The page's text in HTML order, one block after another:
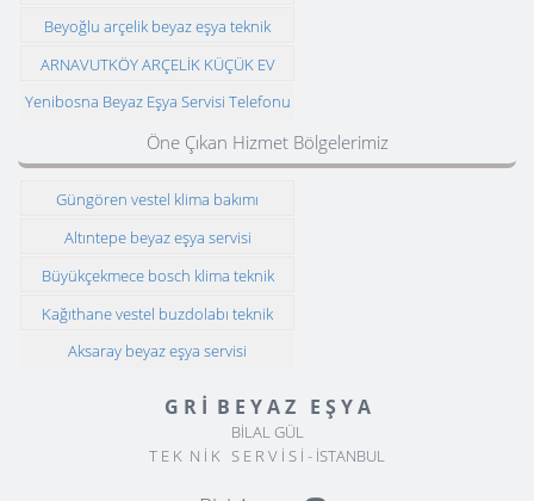
Beyoğlu arçelik beyaz eşya teknik
ARNAVUTKÖY ARÇELİK KÜÇÜK EV
Yenibosna Beyaz Eşya Servisi Telefonu
Öne Çıkan Hizmet Bölgelerimiz
Güngören vestel klima bakımı
Altıntepe beyaz eşya servisi
Büyükçekmece bosch klima teknik
Kağıthane vestel buzdolabı teknik
Aksaray beyaz eşya servisi
G R İ B E Y A Z E Ş Y A
BİLAL GÜL
T E K N İ K S E R V İ S İ - İSTANBUL